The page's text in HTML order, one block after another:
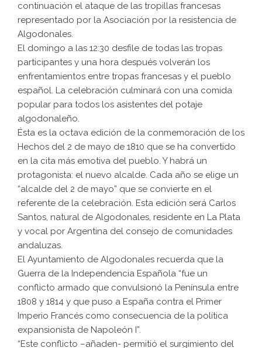
continuación el ataque de las tropillas francesas
representado por la Asociación por la resistencia de
Algodonales.
El domingo a las 12:30 desfile de todas las tropas
participantes y una hora después volverán los
enfrentamientos entre tropas francesas y el pueblo
español. La celebración culminará con una comida
popular para todos los asistentes del potaje
algodonaleño.
Ésta es la octava edición de la conmemoración de los
Hechos del 2 de mayo de 1810 que se ha convertido
en la cita más emotiva del pueblo. Y habrá un
protagonista: el nuevo alcalde. Cada año se elige un
“alcalde del 2 de mayo” que se convierte en el
referente de la celebración. Esta edición será Carlos
Santos, natural de Algodonales, residente en La Plata
y vocal por Argentina del consejo de comunidades
andaluzas.
El Ayuntamiento de Algodonales recuerda que la
Guerra de la Independencia Española “fue un
conflicto armado que convulsionó la Península entre
1808 y 1814 y que puso a España contra el Primer
Imperio Francés como consecuencia de la política
expansionista de Napoleón I”.
“Este conflicto –añaden- permitió el surgimiento del